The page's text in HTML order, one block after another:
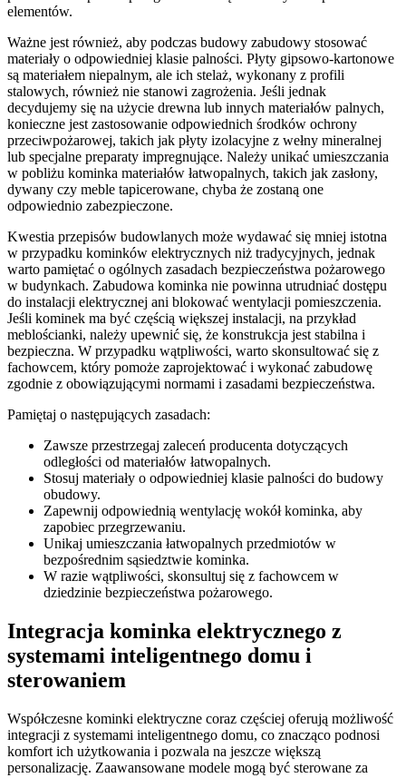
elementów.
Ważne jest również, aby podczas budowy zabudowy stosować
materiały o odpowiedniej klasie palności. Płyty gipsowo-kartonowe
są materiałem niepalnym, ale ich stelaż, wykonany z profili
stalowych, również nie stanowi zagrożenia. Jeśli jednak
decydujemy się na użycie drewna lub innych materiałów palnych,
konieczne jest zastosowanie odpowiednich środków ochrony
przeciwpożarowej, takich jak płyty izolacyjne z wełny mineralnej
lub specjalne preparaty impregnujące. Należy unikać umieszczania
w pobliżu kominka materiałów łatwopalnych, takich jak zasłony,
dywany czy meble tapicerowane, chyba że zostaną one
odpowiednio zabezpieczone.
Kwestia przepisów budowlanych może wydawać się mniej istotna
w przypadku kominków elektrycznych niż tradycyjnych, jednak
warto pamiętać o ogólnych zasadach bezpieczeństwa pożarowego
w budynkach. Zabudowa kominka nie powinna utrudniać dostępu
do instalacji elektrycznej ani blokować wentylacji pomieszczenia.
Jeśli kominek ma być częścią większej instalacji, na przykład
meblościanki, należy upewnić się, że konstrukcja jest stabilna i
bezpieczna. W przypadku wątpliwości, warto skonsultować się z
fachowcem, który pomoże zaprojektować i wykonać zabudowę
zgodnie z obowiązującymi normami i zasadami bezpieczeństwa.
Pamiętaj o następujących zasadach:
Zawsze przestrzegaj zaleceń producenta dotyczących
odległości od materiałów łatwopalnych.
Stosuj materiały o odpowiedniej klasie palności do budowy
obudowy.
Zapewnij odpowiednią wentylację wokół kominka, aby
zapobiec przegrzewaniu.
Unikaj umieszczania łatwopalnych przedmiotów w
bezpośrednim sąsiedztwie kominka.
W razie wątpliwości, skonsultuj się z fachowcem w
dziedzinie bezpieczeństwa pożarowego.
Integracja kominka elektrycznego z
systemami inteligentnego domu i
sterowaniem
Współczesne kominki elektryczne coraz częściej oferują możliwość
integracji z systemami inteligentnego domu, co znacząco podnosi
komfort ich użytkowania i pozwala na jeszcze większą
personalizację. Zaawansowane modele mogą być sterowane za